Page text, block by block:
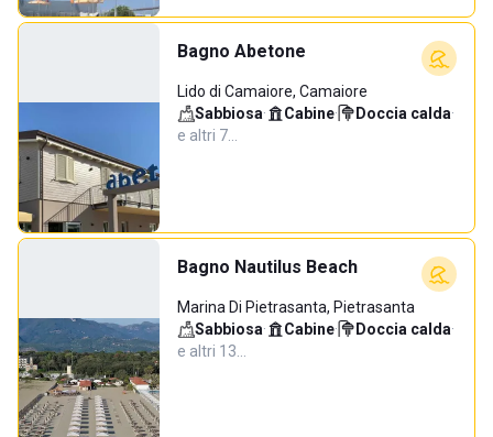
Bagno Abetone
Lido di Camaiore, Camaiore
Sabbiosa· Cabine· Doccia calda·
e altri 7…
Bagno Nautilus Beach
Marina Di Pietrasanta, Pietrasanta
Sabbiosa· Cabine· Doccia calda·
e altri 13…